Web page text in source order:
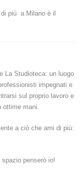
più a Milano è il
La Studioteca: un luogo
impegnati e
sul proprio lavoro e
mani.
a ciò che ami di più:
penserò io!